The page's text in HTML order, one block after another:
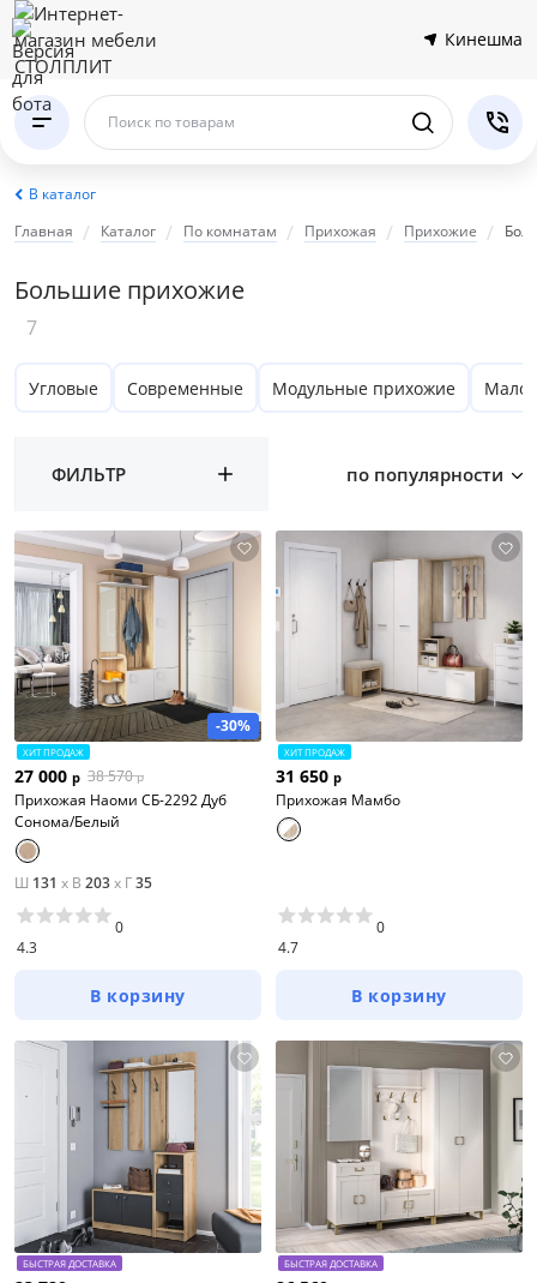
Кинешма
Поиск по товарам
В каталог
Главная
Каталог По комнатам Прихожая Прихожие
Большие прихожие
7
Угловые Современные Модульные прихожие
ФИЛЬТР по популярности
-30%
ХИТ ПРОДАЖ
27 000 р 38 570 р
Прихожая Наоми СБ-2292 Дуб
Сонома/Белый
Ш 131 x В 203x Г35
4.3
0
В корзину
ХИТ ПРОДАЖ
31 650 р
Прихожая Мамбо
4.7
0
В корзину
БЫСТРАЯ ДОСТАВКА БЫСТРАЯ ДОСТАВКА